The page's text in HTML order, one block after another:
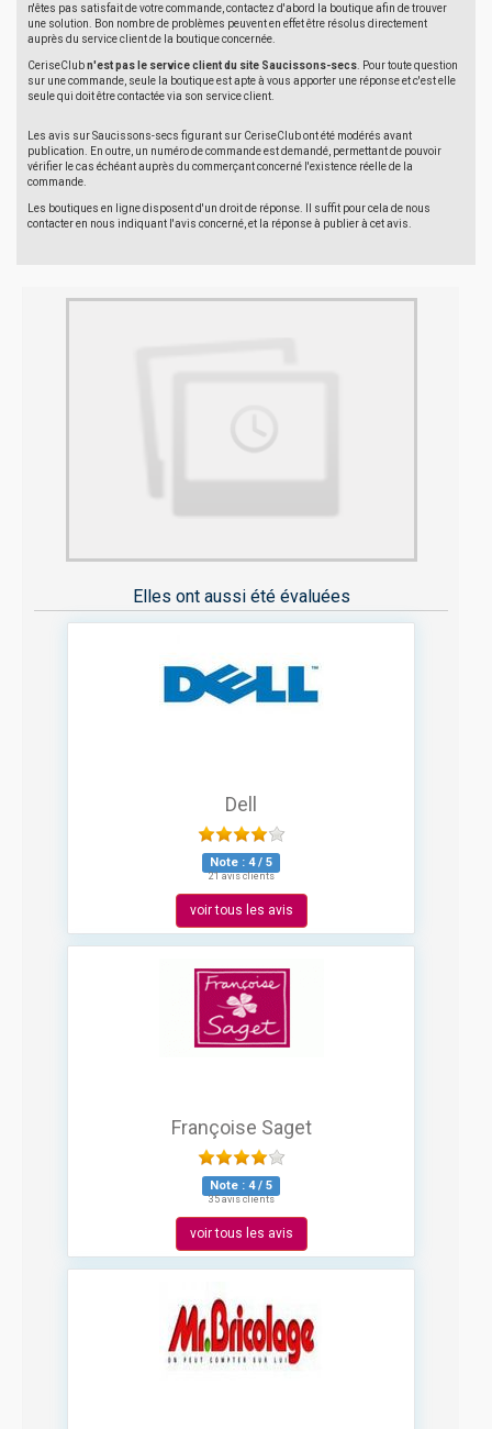
n'êtes pas satisfait de votre commande, contactez d'abord la boutique afin de trouver
une solution. Bon nombre de problèmes peuvent en effet être résolus directement
auprès du service client de la boutique concernée.
CeriseClubn'est pas le service client du site Saucissons-secs . Pour toute question
sur une commande, seule la boutique est apte à vous apporter une réponse et c'est elle
seule qui doit être contactée via son service client.
Les avis sur Saucissons-secs figurant sur CeriseClub ont été modérés avant
publication. En outre, un numéro de commande est demandé, permettant de pouvoir
vérifier le cas échéant auprès du commerçant concerné l'existence réelle de la
commande.
Les boutiques en ligne disposent d'un droit de réponse. Il suffit pour cela de nous
contacter en nous indiquant l'avis concerné, et la réponse à publier à cet avis.
Elles ont aussi été évaluées
Dell
Note : 4/ 5
21 avis clients
voir tous les avis
Françoise Saget
Note : 4/ 5
35 avis clients
voir tous les avis